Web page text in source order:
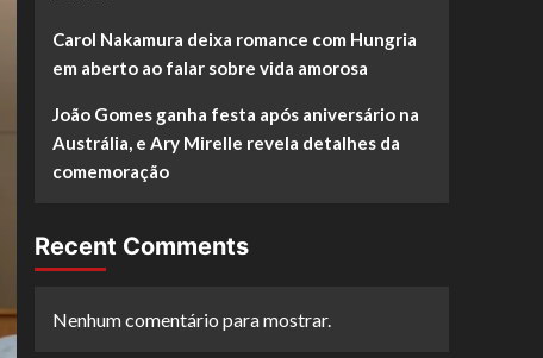
Carol Nakamura deixa romance com Hungria
em aberto ao falar sobre vida amorosa
João Gomes ganha festa após aniversário na
Austrália, e Ary Mirelle revela detalhes da
comemoração
Recent Comments
Nenhum comentário para mostrar.